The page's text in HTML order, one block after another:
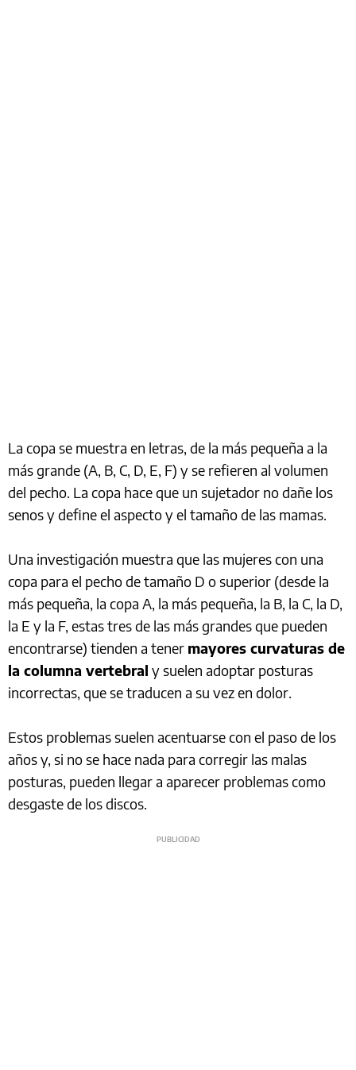
La copa se muestra en letras, de la más pequeña a la
más grande (A, B, C, D, E, F) y se refieren al volumen
del pecho. La copa hace que un sujetador no dañe los
senos y define el aspecto y el tamaño de las mamas.
Una investigación muestra que las mujeres con una
copa para el pecho de tamaño D o superior (desde la
más pequeña, la copa A, la más pequeña, la B, la C, la D,
la E y la F, estas tres de las más grandes que pueden
encontrarse) tienden a tener mayores curvaturas de
la columna vertebral y suelen adoptar posturas
incorrectas, que se traducen a su vez en dolor.
Estos problemas suelen acentuarse con el paso de los
años y, si no se hace nada para corregir las malas
posturas, pueden llegar a aparecer problemas como
desgaste de los discos.